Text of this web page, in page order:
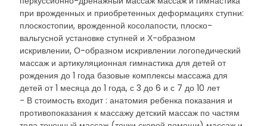
при врожденных и приобретенных деформациях ступни:
плоскостопии, врожденной косолапости, плоско-
вальгусной установке ступней и Х-образном
искривлении, О-образном искривлении логопедический
массаж и артикуляционная гимнастика для детей от
рождения до 1 года базовые комплексы массажа для
детей от 1 месяца до 1 года, с 3 до 6 и с 7 до 10 лет
- В стоимость входит : анатомия ребенка показания и
противопоказания к массажу детский массаж по частям